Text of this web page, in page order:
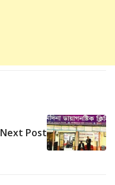
Next Post